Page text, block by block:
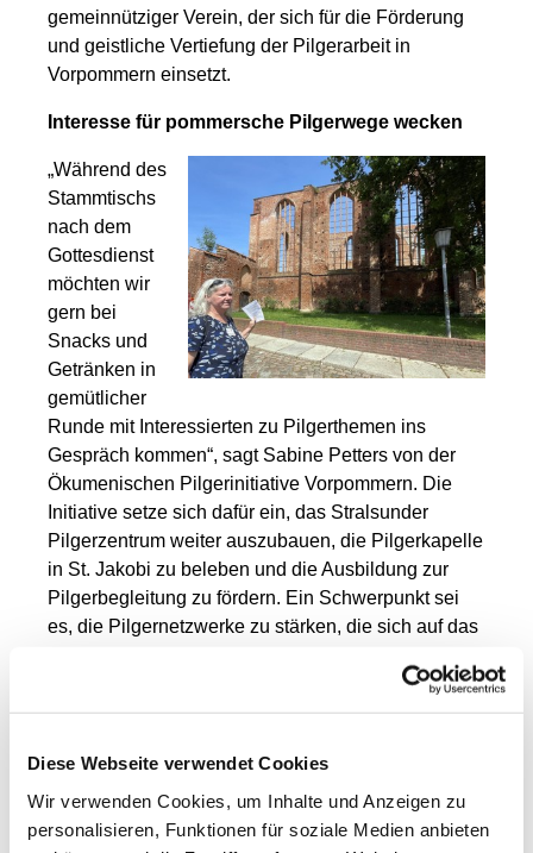
Diese Webseite verwendet Cookies
Wir verwenden Cookies, um Inhalte und Anzeigen zu
personalisieren, Funktionen für soziale Medien anbieten
gemeinnütziger Verein, der sich für die Förderung
und geistliche Vertiefung der Pilgerarbeit in
Vorpommern einsetzt.
Interesse für pommersche Pilgerwege wecken
„Während des
Stammtischs
nach dem
Gottesdienst
möchten wir
gern bei
Snacks und
Getränken in
gemütlicher
Runde mit Interessierten zu Pilgerthemen ins
Gespräch kommen“, sagt Sabine Petters von der
Ökumenischen Pilgerinitiative Vorpommern. Die
Initiative setze sich dafür ein, das Stralsunder
Pilgerzentrum weiter auszubauen, die Pilgerkapelle
in St. Jakobi zu beleben und die Ausbildung zur
Pilgerbegleitung zu fördern. Ein Schwerpunkt sei
es, die Pilgernetzwerke zu stärken, die sich auf das
ehrenamtlich tätiger Personen stützen, die unter
anderem Pilgerherbergen betreuen oder die
erhalten. „Zudem möchten wir die Bekanntheit der
durch Pommern führenden Pilgerrouten, des
Greifenwegs, des Birgittenwegs und der Via Baltica,